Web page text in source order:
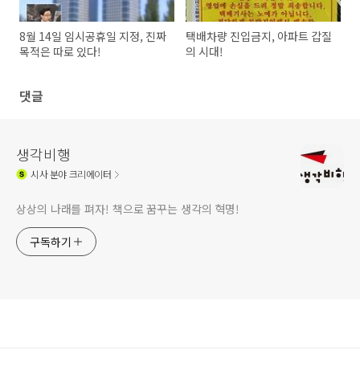
8월 14일 임시공휴일 지정, 진짜
목적은 따로 있다!
택배차량 진입금지, 아파트 갑질
의 시대!
댓글
생각비행
시사분야 크리에이터
상상의 나래를 펴자! 책으로 꿈꾸는 생각의 혁명!
구독하기